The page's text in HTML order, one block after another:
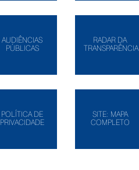
AUDIÊNCIAS
PÚBLICAS
RADAR DA
TRANSPARÊNCIA
POLÍTICA DE
PRIVACIDADE
SITE: MAPA
COMPLETO